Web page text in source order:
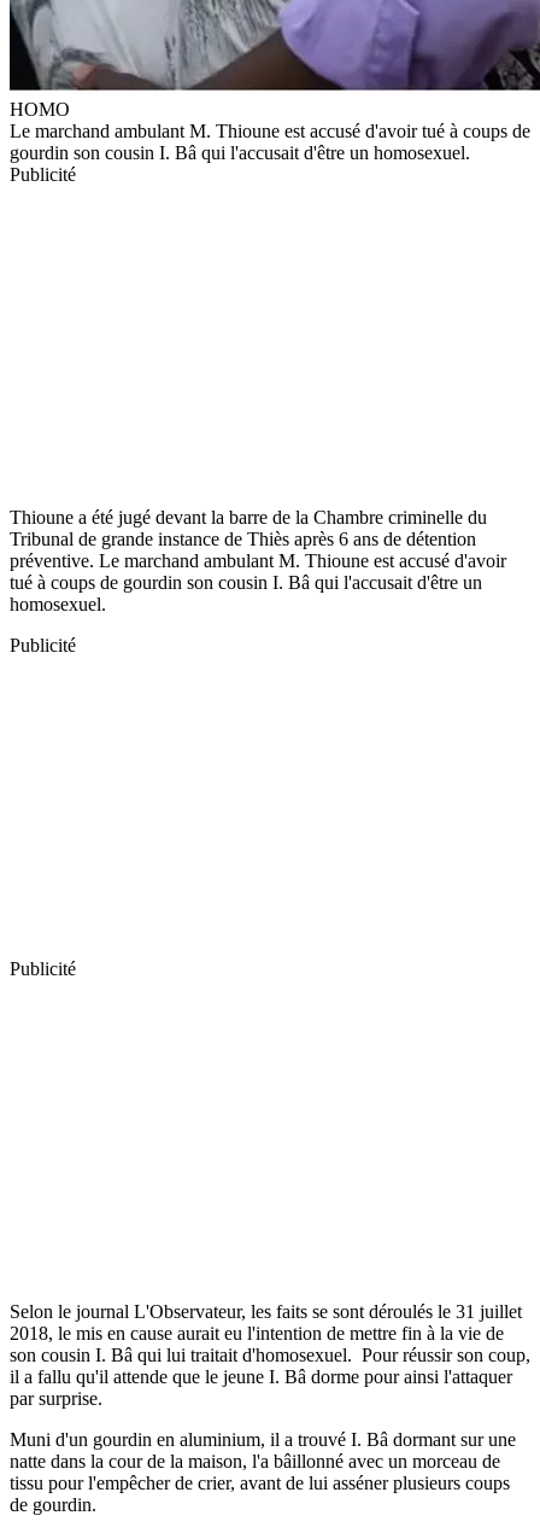
HOMO
Le marchand ambulant M. Thioune est accusé d'avoir tué à coups de
gourdin son cousin I. Bâ qui l'accusait d'être un homosexuel.
Publicité
Thioune a été jugé devant la barre de la Chambre criminelle du
Tribunal de grande instance de Thiès après 6 ans de détention
préventive. Le marchand ambulant M. Thioune est accusé d'avoir
tué à coups de gourdin son cousin I. Bâ qui l'accusait d'être un
homosexuel.
Publicité
Publicité
Selon le journal L'Observateur, les faits se sont déroulés le 31 juillet
2018, le mis en cause aurait eu l'intention de mettre fin à la vie de
son cousin I. Bâ qui lui traitait d'homosexuel. Pour réussir son coup,
il a fallu qu'il attende que le jeune I. Bâ dorme pour ainsi l'attaquer
par surprise.
Muni d'un gourdin en aluminium, il a trouvé I. Bâ dormant sur une
natte dans la cour de la maison, l'a bâillonné avec un morceau de
tissu pour l'empêcher de crier, avant de lui asséner plusieurs coups
de gourdin.